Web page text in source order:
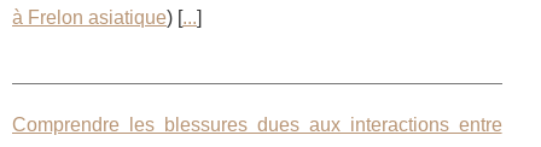
à Frelon asiatique) [...]
Comprendre les blessures dues aux interactions entre